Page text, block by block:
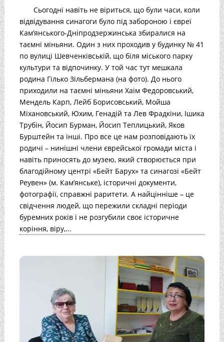
Сьогодні навіть не віриться, що були часи, коли
відвідування синагоги було під забороною і євреї
Кам’янського-Дніпродзержинська збиралися на
таємні міньяни. Один з них проходив у будинку № 41
по вулиці Шевченківській, що біля міського парку
культури та відпочинку. У той час тут мешкала
родина Гілько Зільбермана (на фото). До нього
приходили на таємні міньяни Хаім Федоровський,
Мендель Карп, Лейб Борисовський, Мойша
Міхановський, Юхим, Генадій та Лев Фрадкіни, Ішика
Трубін, Йосип Бурман, Йосип Теплицький, Яков
Бурштейн та інші. Про все це нам розповідають їх
родичі – нинішні члени єврейської громади міста і
навіть приносять до музею, який створюється при
благодійному центрі «Бейт Барух» та синагозі «Бейт
Реувен» (м. Кам’янське), історичні документи,
фотографії, справжні раритети. А найцінніше – це
свідчення людей, що пережили складні періоди
буремних років і не розгубили своє історичне
коріння, віру,...